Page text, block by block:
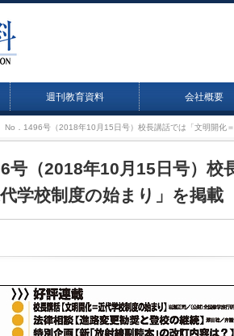
週刊教育資料 会社概要
No．1496号（2018年10月15日号）校長講話では「文明開化
号（2018年10月15日号）校
学校制度の始まり」を掲載